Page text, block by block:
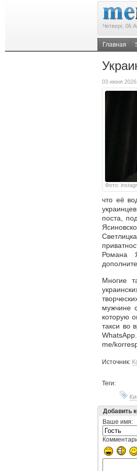
Четверг, 06
Главная
03 июня
Фото:
что её
поста,
Романа
Многие
мужчине
которую
такси во
me/
Источник:
Теги:
Добавить
Ваше имя: